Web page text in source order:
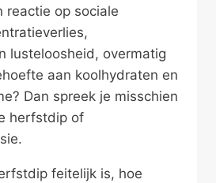
reactie op sociale
lusteloosheid, overmatig
aan koolhydraten en
Dan spreek je misschien
herfstdip of
feitelijk is, hoe